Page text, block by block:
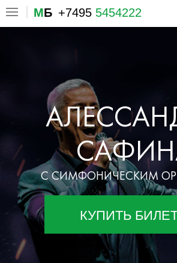
МБ +7495 5454222
С СИМФОНИЧЕСКИМ
КУПИТЬ